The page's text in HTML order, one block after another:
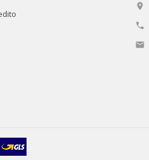


